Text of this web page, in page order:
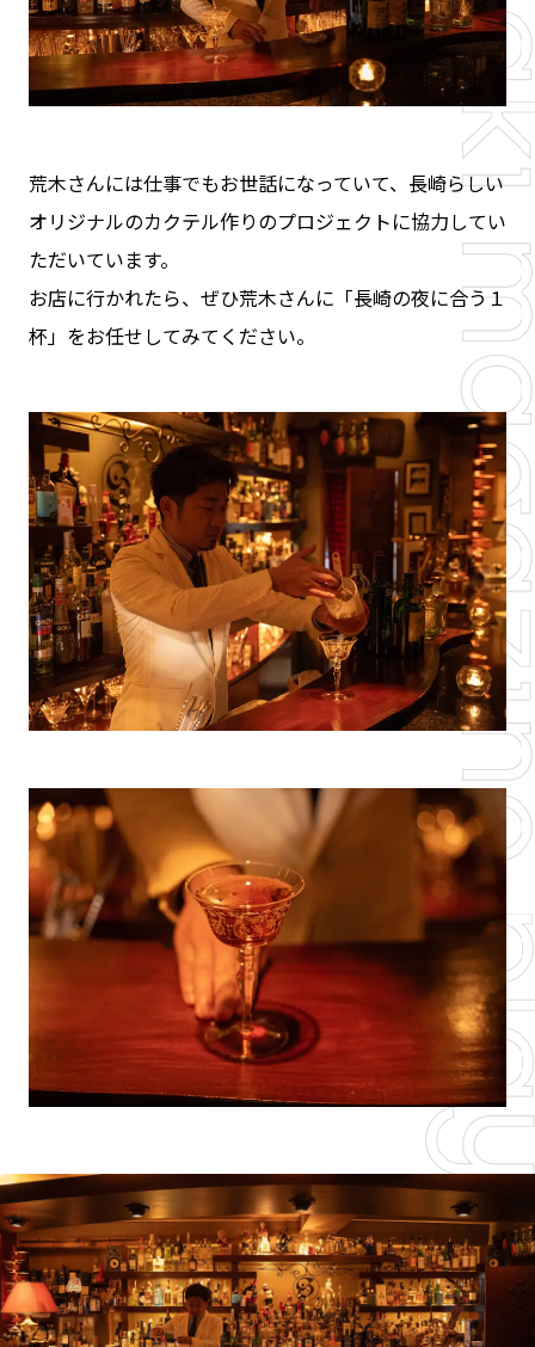
荒木さんには仕事でもお世話になっていて、長崎らしい
オリジナルのカクテル作りのプロジェクトに協力してい
ただいています。
お店に行かれたら、ぜひ荒木さんに「長崎の夜に合う１
杯」をお任せしてみてください。